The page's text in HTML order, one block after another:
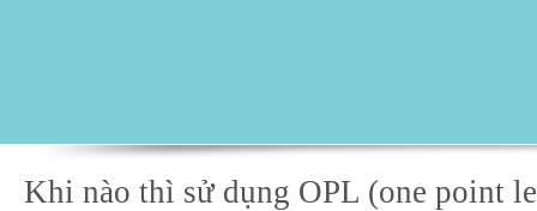
Khi nào thì sử dụng OPL (one point